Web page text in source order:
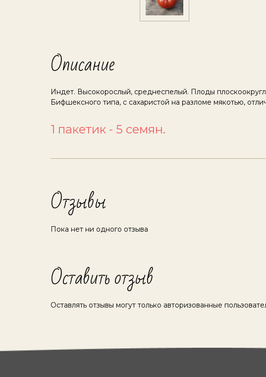
Описание
Индет. Высокорослый, среднеспелый. Плоды
Бифшексного типа, с сахаристой на разломе мякотью,
1 пакетик - 5 семян.
Отзывы
Пока нет ни одного отзыва
Оставить отзыв
Оставлять отзывы могут только авторизованные